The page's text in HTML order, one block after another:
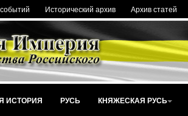
Исторический архив Архив статей
ИСТОРИЯ РУСЬ КНЯЖЕСКАЯ РУСЬ